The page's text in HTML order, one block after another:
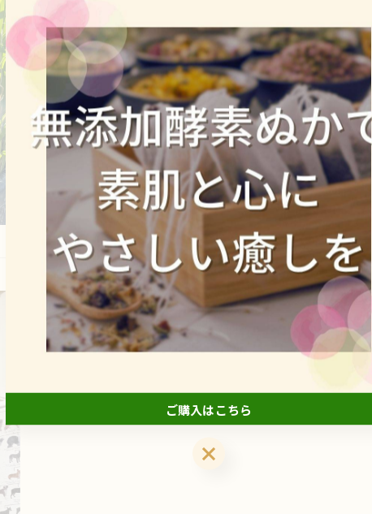
【マコモNucco蒸し｜こんな方におすす
2026/04/07
マコモNucco蒸しは、 ただのリラックスではあり
ずは――■美意識が高い方へ外からのケアだけでは
ご購入はこちら
ご購入はこちら